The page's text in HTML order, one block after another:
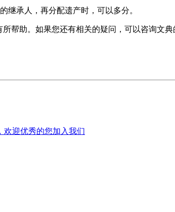
继承人，再分配遗产时，可以多分。
帮助。如果您还有相关的疑问，可以咨询文典
欢迎优秀的您加入我们